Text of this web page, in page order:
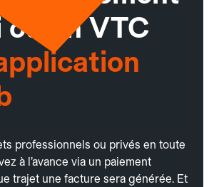
ou un VTC
professionnels ou privés en toute
à l’avance via un paiement
trajet une facture sera générée. Et